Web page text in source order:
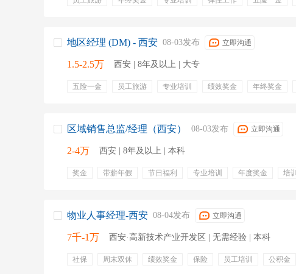
地区经理 (DM) - 西安 08-03发布 立即沟通
1.5-2.5万 西安 | 8年及以上 | 大专
五险一金 员工旅游 专业培训 绩效奖金 年终奖金
区域销售总监/经理（西安） 08-03发布 立即沟通
2-4万 西安 | 8年及以上 | 本科
奖金 带薪年假 节日福利 专业培训 年度奖金 培训
物业人事经理-西安 08-04发布 立即沟通
7千-1万 西安·高新技术产业开发区 | 无需经验 | 本科
社保 周末双休 绩效奖金 保险 员工培训 公积金